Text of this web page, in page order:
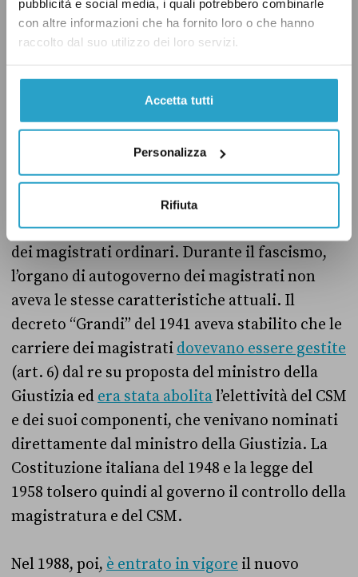
pubblicità e social media, i quali potrebbero combinarle
con altre informazioni che ha fornito loro o che hanno
raccolto dal suo utilizzo dei loro servizi.
Accetta tutti
Personalizza
Rifiuta
della legislazione penale, prevedendo alcune
modifiche in attesa della «pubblicazione di
nuovi codici» in sostituzione di quelli previsti
dal fascismo. Negli anni successivi, infatti,
diverse norme hanno poi riformato il codice
“Rocco”.
Nel 1958è stata approvatala legge che regola il
funzionamento del CSM nella forma prevista
oggi, che tutela l’autonomia e l’indipendenza
dei magistrati ordinari. Durante il fascismo,
l’organo di autogoverno dei magistrati non
aveva le stesse caratteristiche attuali. Il
decreto “Grandi” del 1941 aveva stabilito che le
carriere dei magistrati dovevano essere gestite
(art. 6) dal re su proposta del ministro della
Giustizia ed era stata abolital’elettività del CSM
e dei suoi componenti, che venivano nominati
direttamente dal ministro della Giustizia. La
Costituzione italiana del 1948 e la legge del
1958 tolsero quindi al governo il controllo della
magistratura e del CSM.
Nel 1988, poi, è entrato in vigore il nuovo